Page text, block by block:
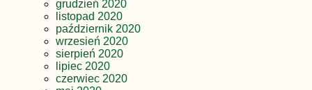
grudzień 2020
listopad 2020
październik 2020
wrzesień 2020
sierpień 2020
lipiec 2020
czerwiec 2020